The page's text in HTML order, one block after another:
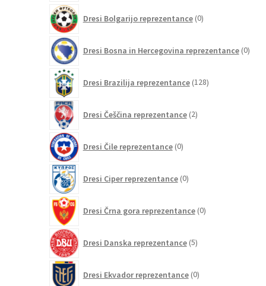
Dresi Bolgarijo reprezentance 0izdelkov
Dresi Bosna in Hercegovina reprezentance 0
Dresi Brazilija reprezentance 128izdelkov
Dresi Češčina reprezentance 2izdelka
Dresi Čile reprezentance 0izdelkov
Dresi Ciper reprezentance 0izdelkov
Dresi Črna gora reprezentance 0izdelkov
Dresi Danska reprezentance 5izdelkov
Dresi Ekvador reprezentance 0izdelkov